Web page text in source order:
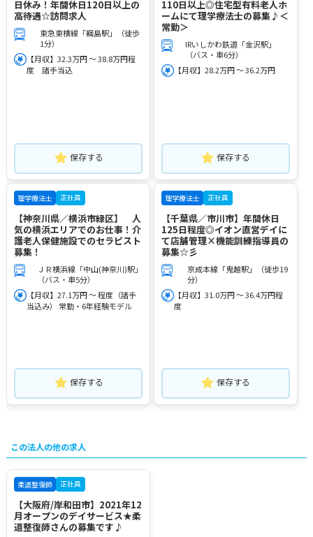
日休み！年間休日120日以上の
高待遇☆訪問求人
東急東横線「綱島駅」（徒歩
1分）
【月収】32.3万円 ～ 38.8万円程
度 諸手当込
保存する
110日以上◎住宅型有料老人ホ
ームにて理学療法士の募集♪＜
常勤＞
IRいしかわ鉄道「金沢駅」
（バス・車6分）
【月収】28.2万円 ～ 36.2万円
保存する
理学療法士 正社員
【神奈川県／横浜市緑区】 人
気の横浜エリアでのお仕事！介
護老人保健施設でのセラピスト
募集！
ＪＲ横浜線「中山(神奈川)駅」
（バス・車5分）
【月収】27.1万円 ～ 程度（諸手
当込み） 常勤・6年経験モデル
保存する
理学療法士 正社員
【千葉県／市川市】年間休日
125日程度◎イオン直営デイに
て店舗管理×機能訓練指導員の
募集☆彡
京成本線「鬼越駅」（徒歩19
分）
【月収】31.0万円 ～ 36.4万円程
度
保存する
この法人の他の求人
柔道整復師 正社員
【大阪府/岸和田市】2021年12
月オープンのデイサービス★柔
道整復師さんの募集です♪